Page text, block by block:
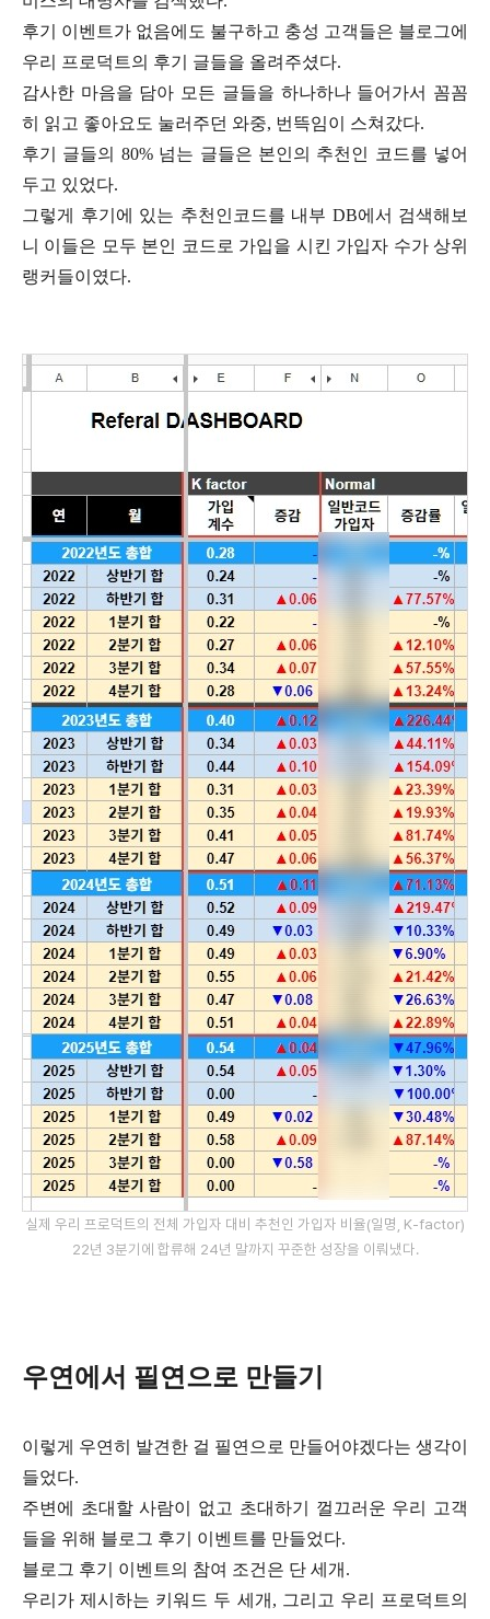
후기 이벤트가 없음에도 불구하고 충성 고객들은 블로그에
우리 프로덕트의 후기 글들을 올려주셨다.
감사한 마음을 담아 모든 글들을 하나하나 들어가서 꼼꼼
히 읽고 좋아요도 눌러주던 와중, 번뜩임이 스쳐갔다.
후기 글들의 80% 넘는 글들은 본인의 추천인 코드를 넣어
두고 있었다.
그렇게 후기에 있는 추천인코드를 내부 DB에서 검색해보
니 이들은 모두 본인 코드로 가입을 시킨 가입자 수가 상위
랭커들이였다.
실제 우리 프로덕트의 전체 가입자 대비 추천인 가입자 비율(일명, K-factor)
22년 3분기에 합류해 24년 말까지 꾸준한 성장을 이뤄냈다.
우연에서 필연으로 만들기
이렇게 우연히 발견한 걸 필연으로 만들어야겠다는 생각이
들었다.
주변에 초대할 사람이 없고 초대하기 껄끄러운 우리 고객
들을 위해 블로그 후기 이벤트를 만들었다.
블로그 후기 이벤트의 참여 조건은 단 세개.
우리가 제시하는 키워드 두 세개, 그리고 우리 프로덕트의